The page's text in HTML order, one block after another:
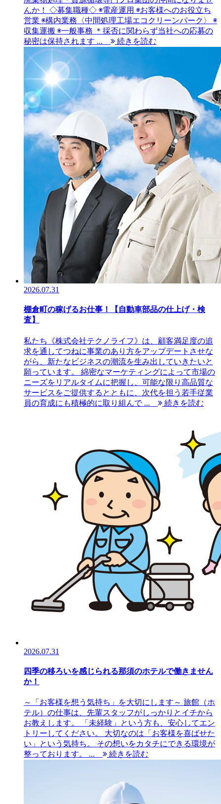
んか！ ◇募集職種◇ ◉電産運用 ◉お客様へのお役立ち
営業 ◉構内業務〈中間処理工場エコクリーンパーク〉 ◉
収集運搬 ◉一般事務 ＊採否に関わらず当社への応募の
秘密は保持されます ...
続きを読む
2026.07.31
棚倉町の稼げるお仕事！【自動車部品の仕上げ・検
査】
私たち《株式会社テクノライフ》は、顧客満足度の追
求を通してつねに事業のあり方をアップデートさせな
がら、新たなビジネスの潮流を生み出していきたいと
願っています。 綿密なマーケティングによって市場の
ニーズをリアルタイムに把握し、可能な限り高品質な
サービスをご提供するとともに、次代を担う若手従業
員の育成にも積極的に取り組んで ...
続きを読む
2026.07.31
四季の移ろいを感じられる那須のホテルで働きません
か！
～「お客様を想う気持ち」を大切にします～ 旅館（ホ
テル）の仕事は、先輩スタッフがしっかりとイチから
お教えします。 「未経験」という方も、安心してエン
トリーしてください。 大切なのは「お客様を喜ばせた
い」という気持ち。 その想いをカタチにできる環境が
整っております。 ...
続きを読む